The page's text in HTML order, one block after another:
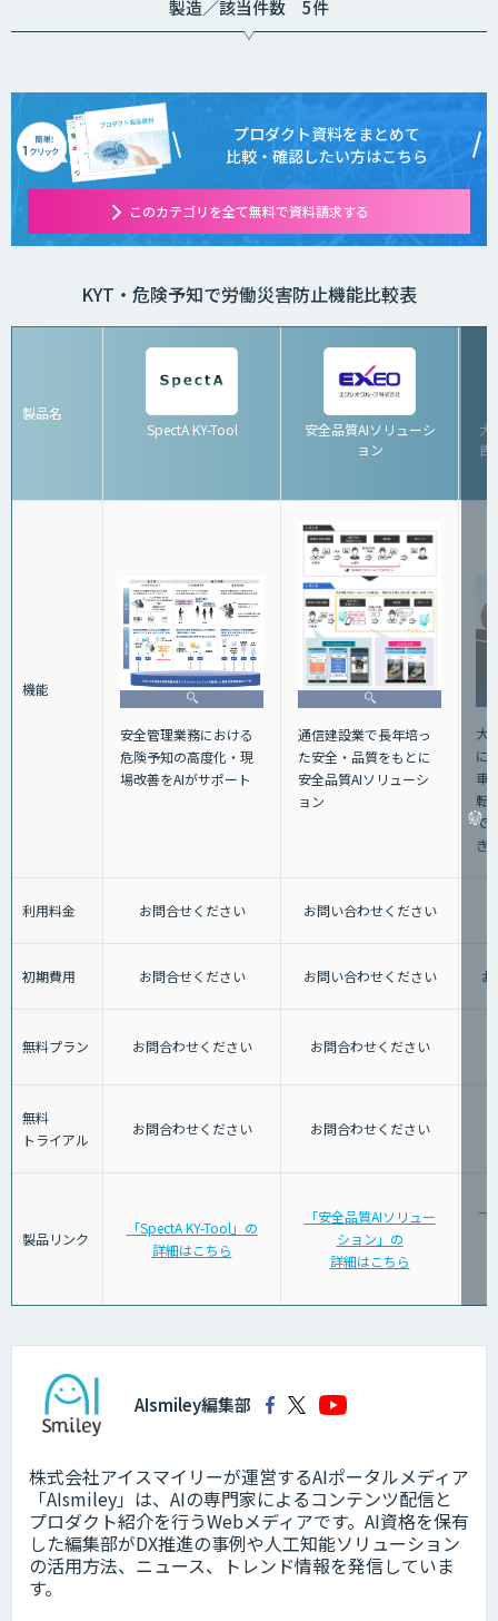
製造／該当件数 5件
プロダクト資料をまとめて
比較・確認したい方はこちら
このカテゴリを全て無料で資料請求する
KYT・危険予知で労働災害防止機能比較表
製品名
SpectA KY-Tool
安全品質AIソリューシ
ョン
大
告
機能
安全管理業務における
危険予知の高度化・現
場改善をAIがサポート
通信建設業で長年培っ
た安全・品質をもとに
安全品質AIソリューシ
ョン
大
に
車
転
で
き
利用料金 お問合せください お問い合わせください
初期費用 お問合せください お問い合わせください
無料プラン お問合わせください お問合わせください
無料
トライアル
お問合わせください お問合わせください
製品リンク
「SpectA KY-Tool」の
詳細はこちら
「安全品質AIソリュー
ション」の
詳細はこちら
AIsmiley編集部
株式会社アイスマイリーが運営するAIポータルメディア
「AIsmiley」は、AIの専門家によるコンテンツ配信と
プロダクト紹介を行うWebメディアです。AI資格を保有
した編集部がDX推進の事例や人工知能ソリューション
の活用方法、ニュース、トレンド情報を発信していま
す。